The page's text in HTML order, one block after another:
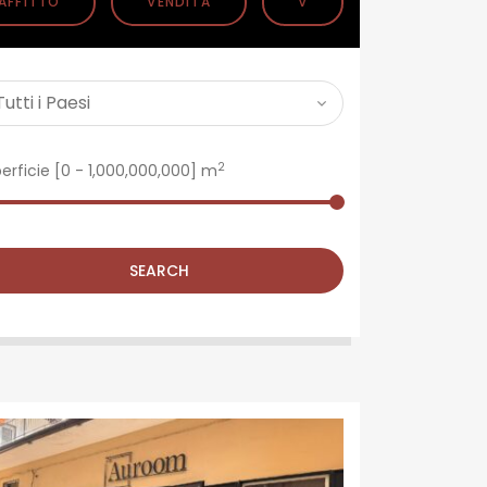
[ 0 - 1,000,000,000 ] m2
SEARCH